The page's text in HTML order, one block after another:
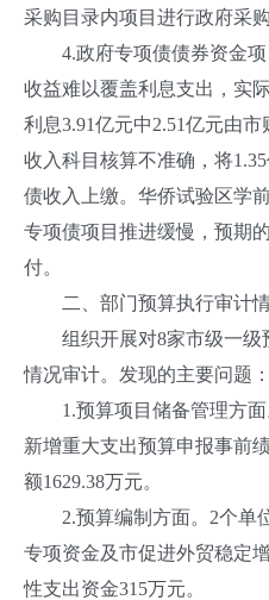
采购目录内项目进行政府采购
4.政府专项债债券资金项
收益难以覆盖利息支出，实
利息3.91亿元中2.51亿元由
收入科目核算不准确，将
债收入上缴。华侨试验区学
专项债项目推进缓慢，预期
付。
二、部门预算执行审计
组织开展对8家市级一级
情况审计。发现的主要问题：
1.预算项目储备管理方面
新增重大支出预算申报事前
额1629.38万元。
2.预算编制方面。2个单
专项资金及市促进外贸稳定
性支出资金315万元。